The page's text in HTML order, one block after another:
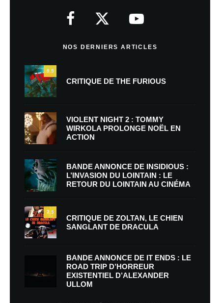
NOS DERNIERS ARTICLES
9.5
CRITIQUE DE THE FURIOUS
VIOLENT NIGHT 2 : TOMMY
WIRKOLA PROLONGE NOËL EN
ACTION
BANDE ANNONCE DE INSIDIOUS :
L’INVASION DU LOINTAIN : LE
RETOUR DU LOINTAIN AU CINÉMA
7.5
CRITIQUE DE ZOLTAN, LE CHIEN
SANGLANT DE DRACULA
BANDE ANNONCE DE IT ENDS : LE
ROAD TRIP D’HORREUR
EXISTENTIEL D’ALEXANDER
ULLOM